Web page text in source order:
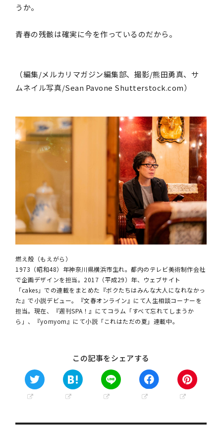
うか。
青春の残骸は確実に今を作っているのだから。
（編集/メルカリマガジン編集部、撮影/熊田勇真、サ
ムネイル写真/Sean Pavone Shutterstock.com）
燃え殻（もえがら）
1973（昭和48）年神奈川県横浜市生れ。都内のテレビ美術制作会社
で企画デザインを担当。2017（平成29）年、ウェブサイト
「cakes」での連載をまとめた『ボクたちはみんな大人になれなかっ
た』で小説デビュー。『文春オンライン』にて人生相談コーナーを
担当。現在、『週刊SPA！』にてコラム「すべて忘れてしまうか
ら」、『yomyom』にて小説「これはただの夏」連載中。
この記事をシェアする